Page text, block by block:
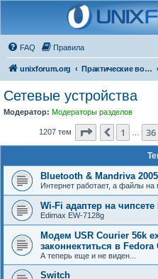
FAQ Правила
unixforum.org Практические вопросы
Сетевые устройства
Модератор: Модераторы разделов
1207 тем Страница 38
Пред.
1 36
Bluetooth & Mandriva 2005
Интернет работает, а файлы
Wi-Fi адаптер на чипсете
Edimax EW-7128g
Модем USR Courier 56k
законнектиться в Fedora
А теперь еще и не виден...
Switch